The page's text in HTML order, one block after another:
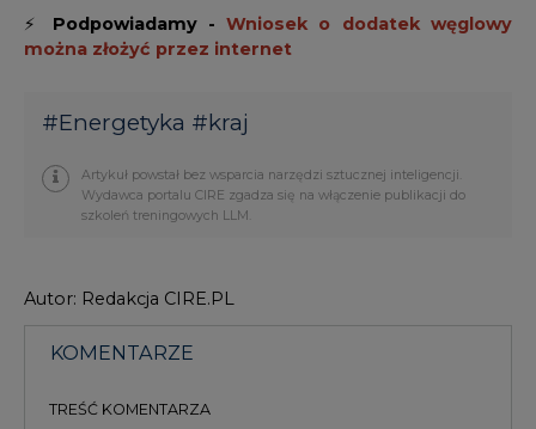
⚡ Podpowiadamy -Wniosek o dodatek węglowy
można złożyć przez internet
#Energetyka #kraj
Artykuł powstał bez wsparcia narzędzi sztucznej inteligencji.
Wydawca portalu CIRE zgadza się na włączenie publikacji do
szkoleń treningowych LLM.
Autor: Redakcja CIRE.PL
KOMENTARZE
TREŚĆ KOMENTARZA